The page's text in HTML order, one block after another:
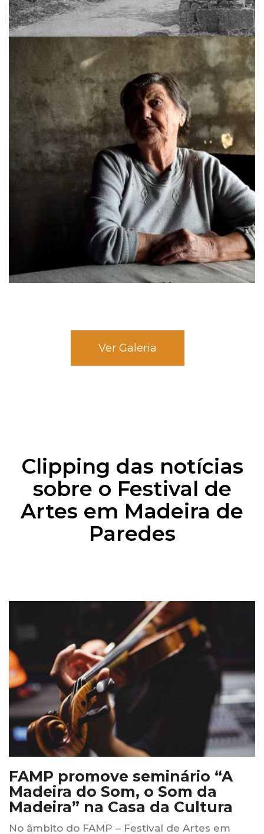
Ver Galeria
Clipping das notícias
sobre o Festival de
Artes em Madeira de
Paredes
em
FAMP vai ter seminário
Madeira do Som, o Som
Madeira”
A Casa da Cultura de Paredes